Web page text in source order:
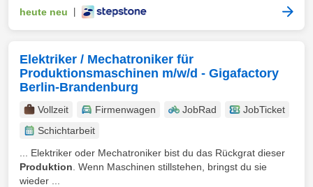
heute neu
Elektriker / Mechatroniker für
Produktionsmaschinen m/w/d - Gigafactory
Berlin-Brandenburg
Vollzeit Firmenwagen JobRad
JobTicket
Schichtarbeit
... Elektriker oder Mechatroniker bist du das Rückgrat dieser
Produktion . Wenn Maschinen stillstehen, bringst du sie
wieder ...